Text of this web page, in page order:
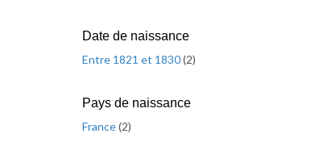
Date de naissance
Entre 1821 et 1830(2)
Pays de naissance
France(2)